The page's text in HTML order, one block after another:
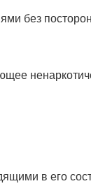
без
в его